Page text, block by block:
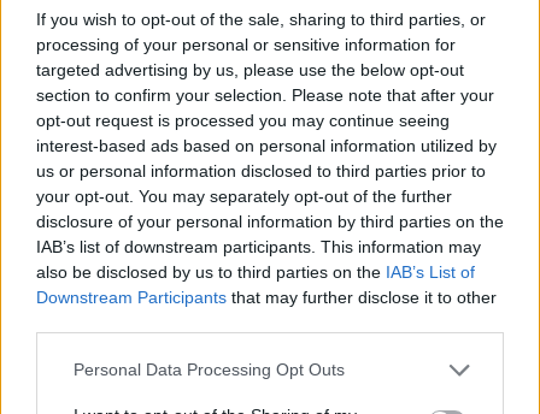
If you wish to opt-out of the sale, sharing to third parties, or
processing of your personal or sensitive information for
targeted advertising by us, please use the below opt-out
section to confirm your selection. Please note that after your
opt-out request is processed you may continue seeing
interest-based ads based on personal information utilized by
us or personal information disclosed to third parties prior to
your opt-out. You may separately opt-out of the further
disclosure of your personal information by third parties on the
IAB’s list of downstream participants. This information may
also be disclosed by us to third parties on the IAB’s List of
Downstream Participants that may further disclose it to other
Personal Data Processing Opt Outs
PARAPOLITIKA NEWSROOM
Εγγραφή στο newsletter